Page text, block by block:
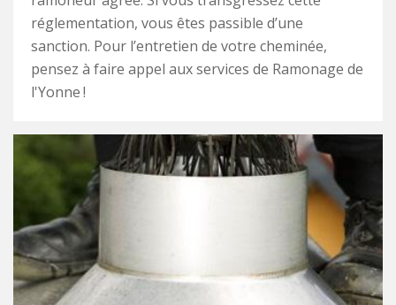
réglementation, vous êtes passible d’une
sanction. Pour l’entretien de votre cheminée,
pensez à faire appel aux services de Ramonage de
l'Yonne !